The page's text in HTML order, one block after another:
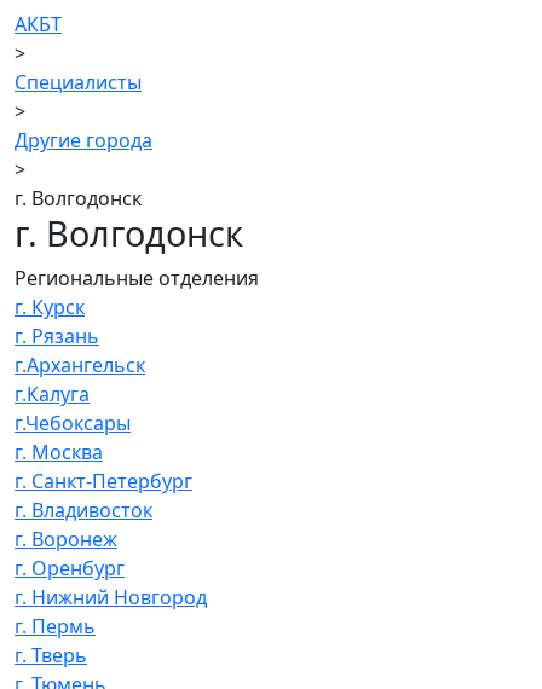
АКБТ
>
Специалисты
>
Другие города
>
г. Волгодонск
г. Волгодонск
Региональные отделения
г. Курск
г. Рязань
г.Архангельск
г.Калуга
г.Чебоксары
г. Москва
г. Санкт-Петербург
г. Владивосток
г. Воронеж
г. Оренбург
г. Нижний Новгород
г. Пермь
г. Тверь